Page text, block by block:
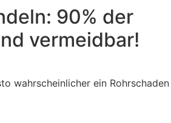
90% der
vermeidbar!
wahrscheinlicher ein Rohrschaden